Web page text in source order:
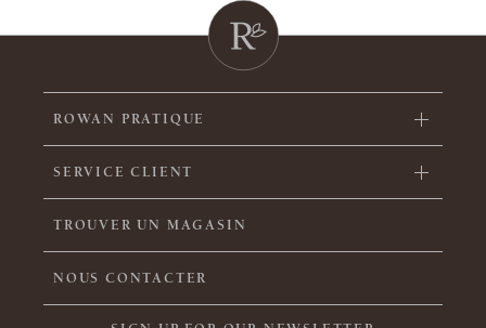
ROWAN PRATIQUE
SERVICE CLIENT
TROUVER UN MAGASIN
NOUS CONTACTER